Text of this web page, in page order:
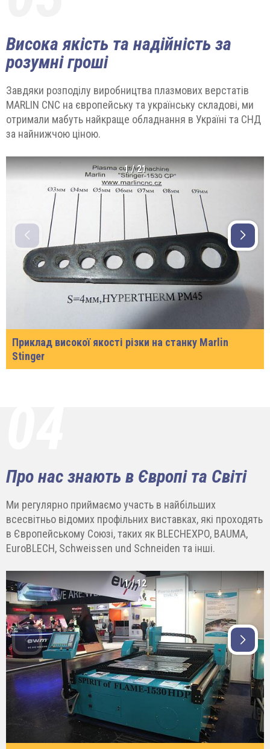
Приклад високої якості різки на станку Marlin
Stinger
1/21
Висока якість та надійність за
розумні гроші
Завдяки розподілу виробництва плазмових верстатів
MARLIN CNC на європейську та українську складові, ми
отримали мабуть найкраще обладнання в Україні та СНД
за найнижчою ціною.
Про нас знають в Європі та Світі
Ми регулярно приймаємо участь в найбільших
всесвітньо відомих профільних виставках, які проходять
в Європейському Союзі, таких як BLECHEXPO, BAUMA,
EuroBLECH, Schweissen und Schneiden та інші.
1/12